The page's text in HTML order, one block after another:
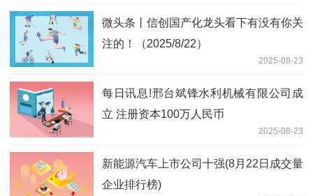
微头条丨信创国产化龙头看下有没有你关
注的！（2025/8/22）
2025-08-23
每日讯息!邢台斌锋水利机械有限公司成
立 注册资本100万人民币
2025-08-23
新能源汽车上市公司十强(8月22日成交量
企业排行榜)